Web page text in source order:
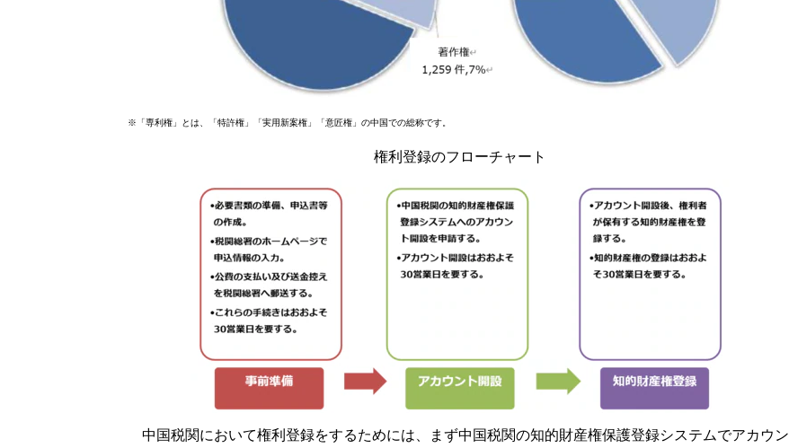
※「専利権」とは、「特許権」「実用新案権」「意匠権」の中国での総称です。
権利登録のフローチャート
中国税関において権利登録をするためには、まず中国税関の知的財産権保護登録システムでアカウン